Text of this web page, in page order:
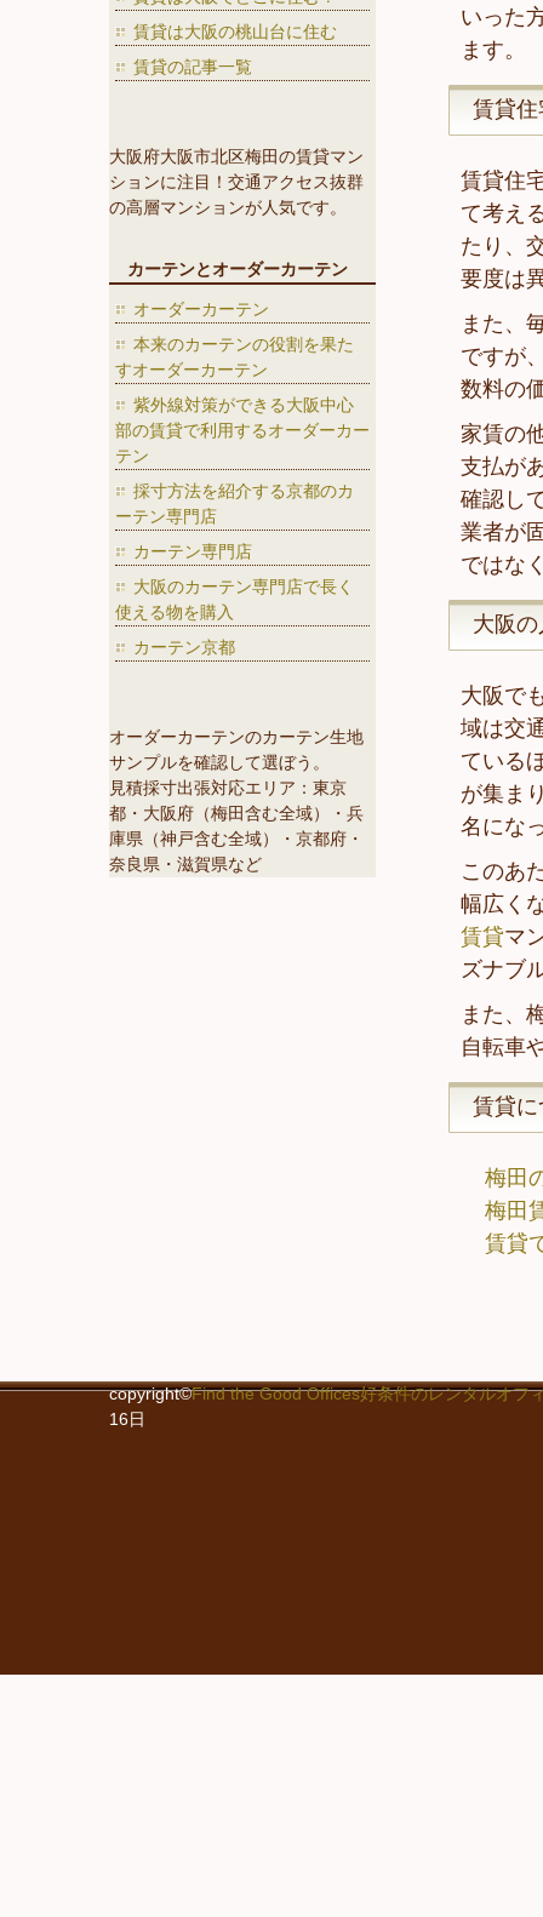
いった
ます。
賃貸
賃貸住
て考え
たり、
要度は
また、
ですが
数料の
家賃の
支払が
確認し
業者が
ではな
大阪
大阪で
域は交
ている
が集ま
名にな
このあ
幅広く
賃貸マ
ズナブ
また、
自転車
賃貸
梅田
梅田
賃貸
賃貸は大阪の桃山台に住む
賃貸の記事一覧
大阪府大阪市北区梅田の賃貸マン
ションに注目！交通アクセス抜群
の高層マンションが人気です。
カーテンとオーダーカーテン
オーダーカーテン
本来のカーテンの役割を果た
すオーダーカーテン
紫外線対策ができる大阪中心
部の賃貸で利用するオーダーカー
テン
採寸方法を紹介する京都のカ
ーテン専門店
カーテン専門店
大阪のカーテン専門店で長く
使える物を購入
カーテン京都
オーダーカーテンのカーテン生地
サンプルを確認して選ぼう。
見積採寸出張対応エリア：東京
都・大阪府（梅田含む全域）・兵
庫県（神戸含む全域）・京都府・
奈良県・滋賀県など
copyright©Find the Good Offices好条件のレンタルオフ
16日